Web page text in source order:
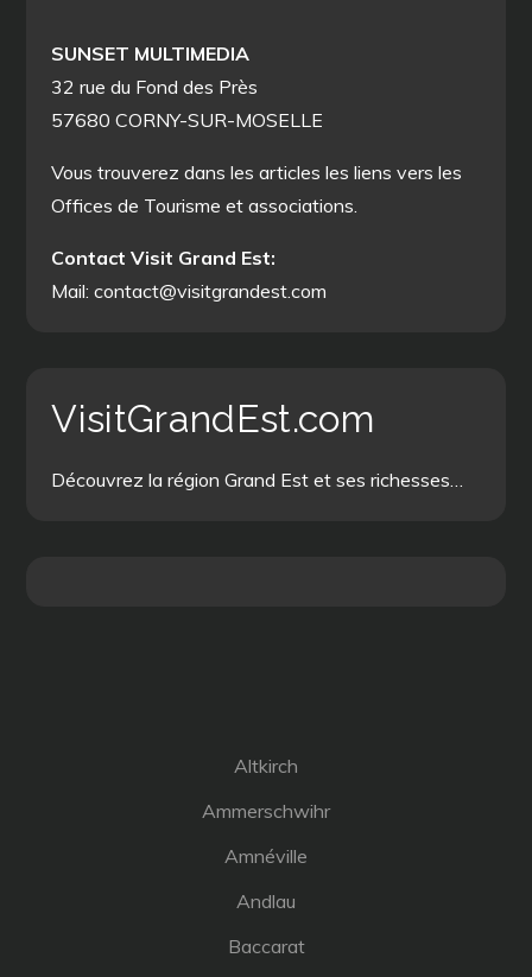
SUNSET MULTIMEDIA
32 rue du Fond des Près
57680 CORNY-SUR-MOSELLE
Vous trouverez dans les articles les liens vers les
Offices de Tourisme et associations.
Contact Visit Grand Est:
Mail: contact@visitgrandest.com
VisitGrandEst.com
Découvrez la région Grand Est et ses richesses…
Altkirch
Ammerschwihr
Amnéville
Andlau
Baccarat